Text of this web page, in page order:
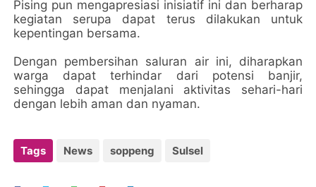
Pising pun mengapresiasi inisiatif ini dan berharap
kegiatan serupa dapat terus dilakukan untuk
kepentingan bersama.
Dengan pembersihan saluran air ini, diharapkan
warga dapat terhindar dari potensi banjir,
sehingga dapat menjalani aktivitas sehari-hari
dengan lebih aman dan nyaman.
Tags News soppeng Sulsel